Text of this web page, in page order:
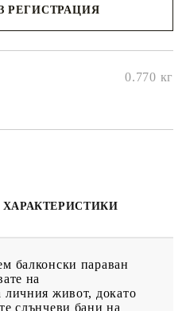
РЕГИСТРАЦИЯ
0.770 кг
ХАРАКТЕРИСТИКИ
балконски параван
на
личния живот, докато
слънчеви бани на